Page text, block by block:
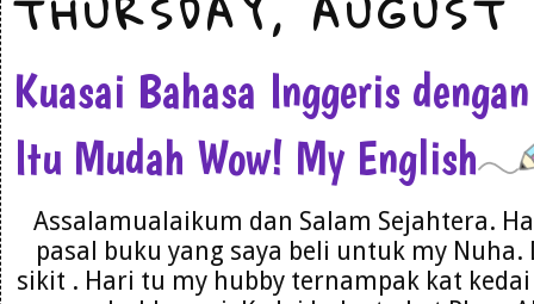
Kuasai Bahasa Inggeris
Itu Mudah Wow! My English
Assalamualaikum dan Salam Sejahtera.
pasal buku yang saya beli untuk my
sikit . Hari tu my hubby ternampak kat